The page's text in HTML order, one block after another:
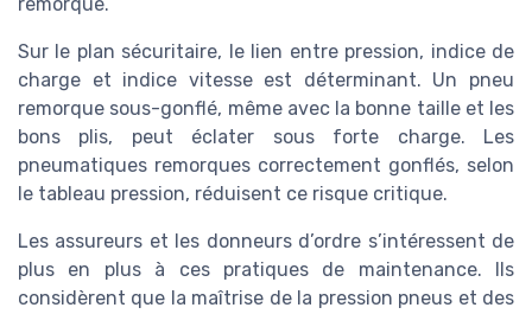
remorque.
Sur le plan sécuritaire, le lien entre pression, indice de
charge et indice vitesse est déterminant. Un pneu
remorque sous-gonflé, même avec la bonne taille et les
bons plis, peut éclater sous forte charge. Les
pneumatiques remorques correctement gonflés, selon
le tableau pression, réduisent ce risque critique.
Les assureurs et les donneurs d’ordre s’intéressent de
plus en plus à ces pratiques de maintenance. Ils
considèrent que la maîtrise de la pression pneus et des